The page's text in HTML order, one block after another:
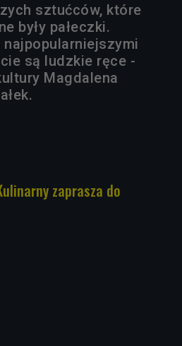
sztućców, które
były pałeczki.
są ludzkie ręce -
Magdalena
zaprasza do